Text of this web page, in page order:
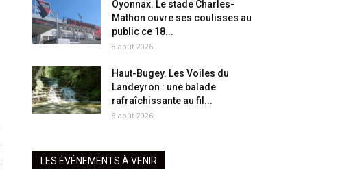
Oyonnax. Le stade Charles-
Mathon ouvre ses coulisses au
public ce 18...
8 août 2026
Haut-Bugey. Les Voiles du
Landeyron : une balade
rafraîchissante au fil...
8 août 2026
LES ÉVÉNEMENTS À VENIR